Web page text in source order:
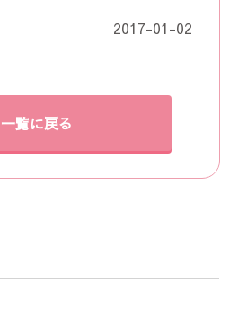
2017-01-02
一覧に戻る